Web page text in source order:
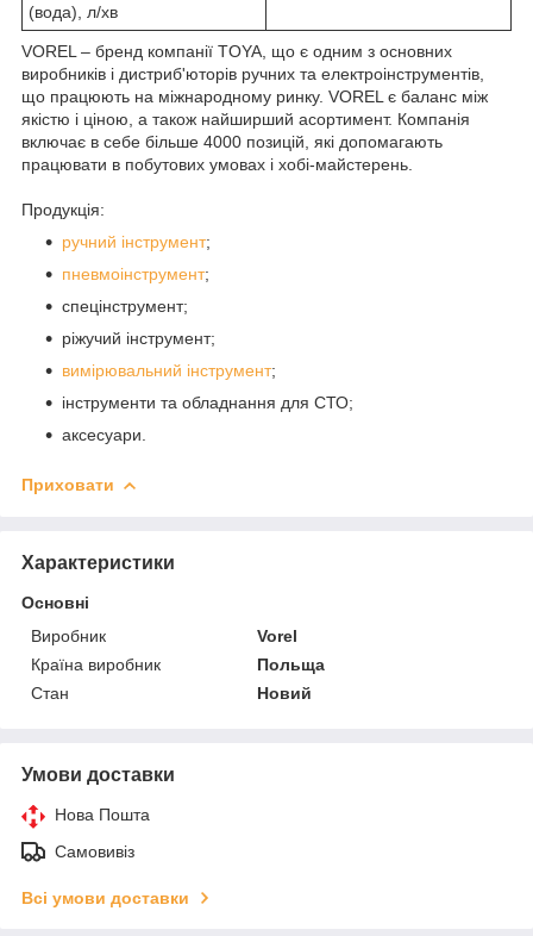
(вода), л/хв
VOREL – бренд компанії TOYA, що є одним з основних
виробників і дистриб'юторів ручних та електроінструментів,
що працюють на міжнародному ринку. VOREL є баланс між
якістю і ціною, а також найширший асортимент. Компанія
включає в себе більше 4000 позицій, які допомагають
працювати в побутових умовах і хобі-майстерень.
Продукція:
ручний інструмент;
пневмоінструмент;
спецінструмент;
ріжучий інструмент;
вимірювальний інструмент;
інструменти та обладнання для СТО;
аксесуари.
Приховати
Характеристики
Основні
Виробник
Vorel
Країна виробник
Польща
Стан
Новий
Умови доставки
Нова Пошта
Самовивіз
Всі умови доставки